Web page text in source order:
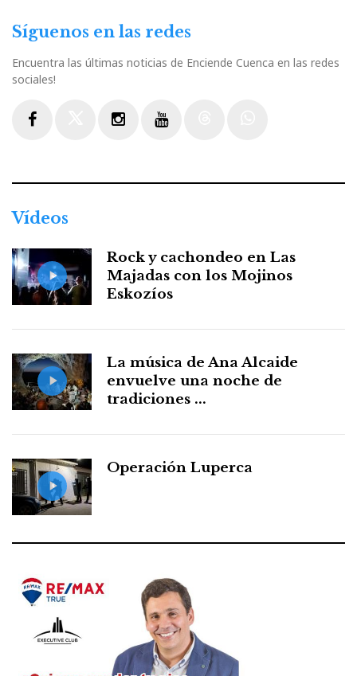
Síguenos en las redes
Encuentra las últimas noticias de Enciende Cuenca en las redes
sociales!
Vídeos
Rock y cachondeo en Las
Majadas con los Mojinos
Eskozíos
La música de Ana Alcaide
envuelve una noche de
tradiciones ...
Operación Luperca